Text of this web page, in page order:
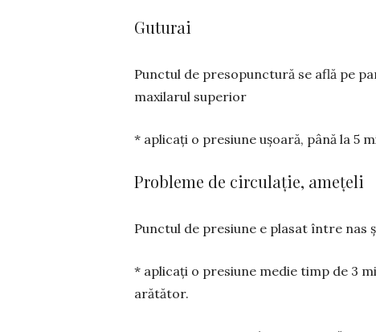
Guturai
Punctul de presopunctură se află pe
maxilarul superior
* aplicați o presiune ușoară, până la 5
Probleme de circulație, amețeli
Punctul de presiune e plasat între nas
* aplicați o presiune medie timp de 3
arătător.